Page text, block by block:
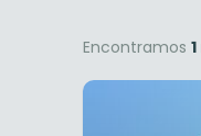
Encontramos